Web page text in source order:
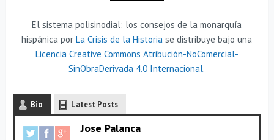
El sistema polisinodial: los consejos de la monarquía
hispánica porLa Crisis de la Historia se distribuye bajo una
Licencia Creative Commons Atribución-NoComercial-
SinObraDerivada 4.0 Internacional.
Bio Latest Posts
Jose Palanca